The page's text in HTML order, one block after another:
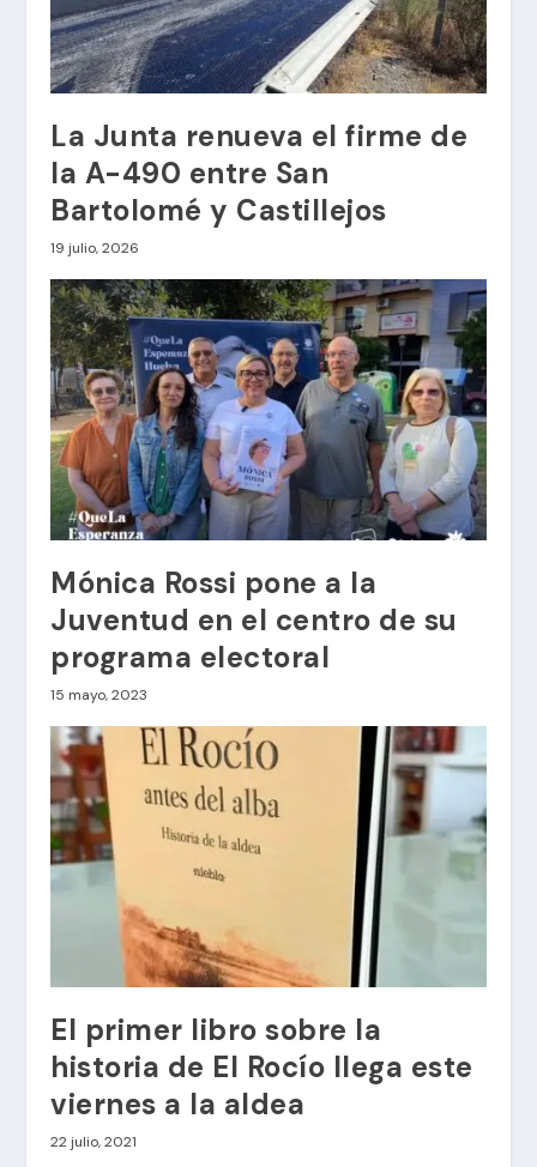
La Junta renueva el firme de
la A-490 entre San
Bartolomé y Castillejos
19 julio, 2026
Mónica Rossi pone a la
Juventud en el centro de su
programa electoral
15 mayo, 2023
El primer libro sobre la
historia de El Rocío llega este
viernes a la aldea
22 julio, 2021